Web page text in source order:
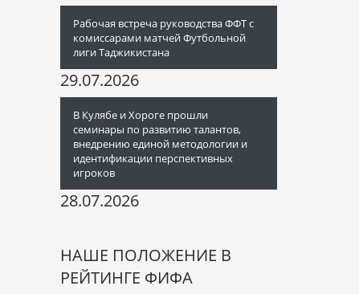
Рабочая встреча руководства ФФТ с
комиссарами матчей Футбольной
лиги Таджикистана
29.07.2026
В Кулябе и Хороге прошли
семинары по развитию талантов,
внедрению единой методологии и
идентификации перспективных
игроков
28.07.2026
НАШЕ ПОЛОЖЕНИЕ В
РЕЙТИНГЕ ФИФА